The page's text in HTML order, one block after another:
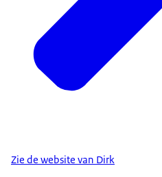
Zie de website van Dirk